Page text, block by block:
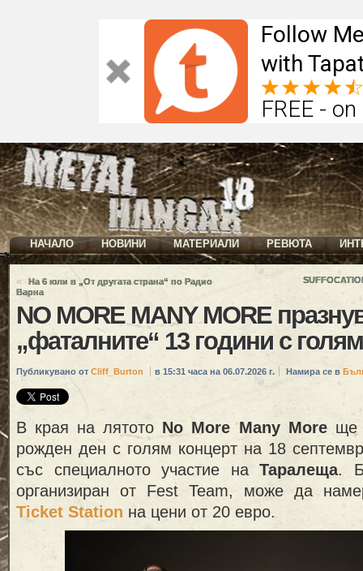
Follow
with
FREE -
НАЧАЛО НОВИНИ МАТЕРИАЛИ РЕВЮТА
«
На 6 юли в „От другата страна“ по Радио
Варна
NO MORE MANY MORE
„фаталните“ 13 години с
Публикувано от Cliff_Burton в 15:31 часа на 06.07.2026 г. Намира се в
В края на лятото No More Many Moreще
рожден ден с голям концерт на 18
със специалното участие наТаралеща.
организиран от Fest Team, може да
Ticket Station на цени от 20 евро.